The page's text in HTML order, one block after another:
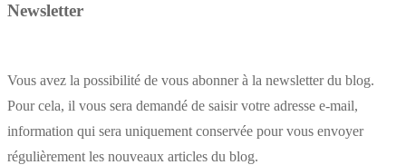
Newsletter
Vous avez la possibilité de vous abonner à la newsletter du blog.
Pour cela, il vous sera demandé de saisir votre adresse e-mail,
information qui sera uniquement conservée pour vous envoyer
régulièrement les nouveaux articles du blog.